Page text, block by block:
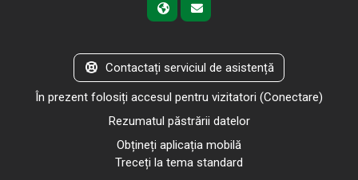
Contactați serviciul de asistență
În prezent folosiți accesul pentru vizitatori (Conectare)
Rezumatul păstrării datelor
Obțineți aplicația mobilă
Treceți la tema standard